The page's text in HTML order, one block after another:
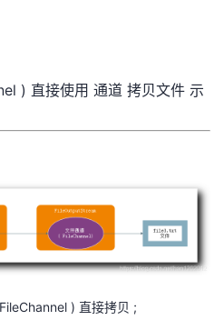
) 直接使用 通道 拷贝文件 示
) 直接拷贝 ;